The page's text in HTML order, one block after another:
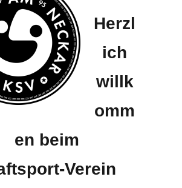
Herzl
ich
willk
omm
en beim
Verein